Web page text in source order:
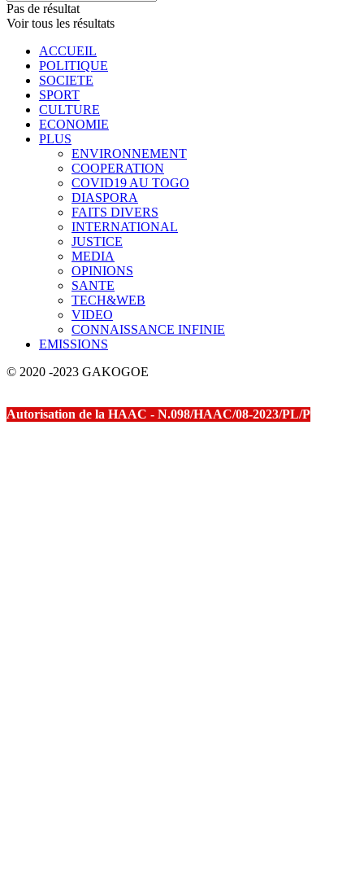
Pas de résultat
Voir tous les résultats
ACCUEIL
POLITIQUE
SOCIETE
SPORT
CULTURE
ECONOMIE
PLUS
ENVIRONNEMENT
COOPERATION
COVID19 AU TOGO
DIASPORA
FAITS DIVERS
INTERNATIONAL
JUSTICE
MEDIA
OPINIONS
SANTE
TECH&WEB
VIDEO
CONNAISSANCE INFINIE
EMISSIONS
© 2020 -2023 GAKOGOE
Autorisation de la HAAC - N.098/HAAC/08-2023/PL/P